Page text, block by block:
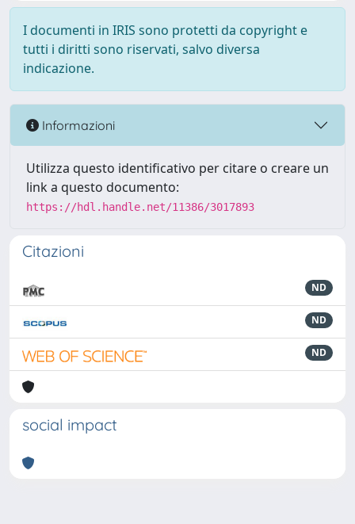
I documenti in IRIS sono protetti da copyright e
tutti i diritti sono riservati, salvo diversa
indicazione.
Informazioni
Utilizza questo identificativo per citare o creare un
link a questo documento:
https://hdl.handle.net/11386/3017893
Citazioni
ND
ND
ND
social impact